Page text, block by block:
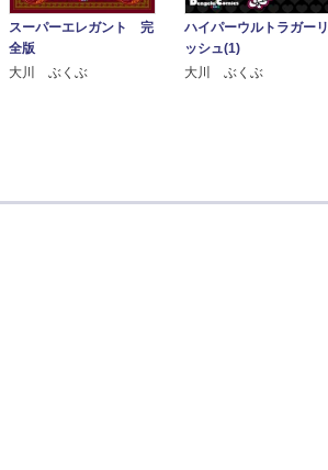
スーパーエレガント 完
全版
大川 ぶくぶ
ハイパーウルトラガーリ
ッシュ(1)
大川 ぶくぶ